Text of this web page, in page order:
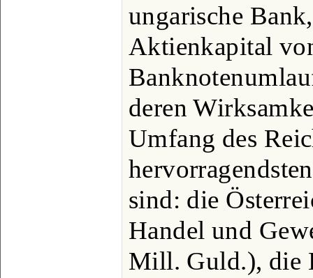
ungarische
Aktienkapital
deren
Umfang des
sind: die
Handel und
Mill. Guld.), die